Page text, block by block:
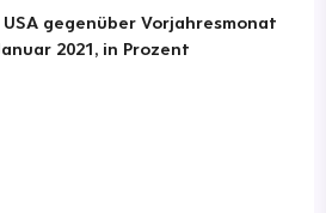
gegenüber Vorjahresmonat
2021, in Prozent